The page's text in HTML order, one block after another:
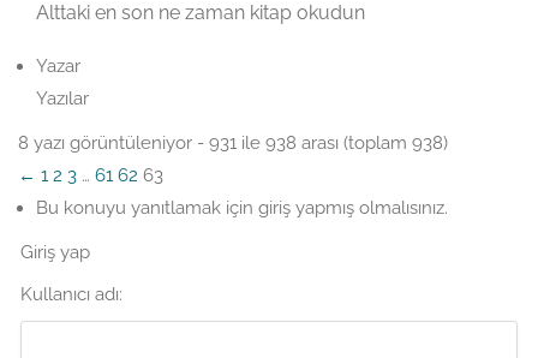
Alttaki en son ne zaman kitap okudun
Yazar
Yazılar
8 yazı görüntüleniyor - 931 ile 938 arası (toplam 938)
← 1 2 3 … 61 62 63
Bu konuyu yanıtlamak için giriş yapmış olmalısınız.
Giriş yap
Kullanıcı adı: